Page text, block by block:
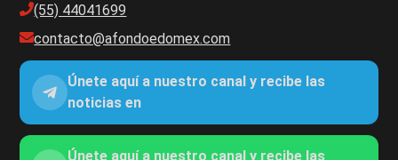
(55) 44041699
contacto@afondoedomex.com
Únete aquí a nuestro canal y recibe las
noticias en
Únete aquí a nuestro canal y recibe las